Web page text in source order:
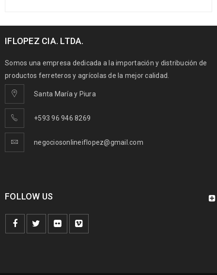
IFLOPEZ CIA. LTDA.
Somos una empresa dedicada a la importación y distribución de
productos ferreteros y agrícolas de la mejor calidad.
Santa María y Piura
+593 96 946 8269
negociosonlineiflopez@gmail.com
FOLLOW US